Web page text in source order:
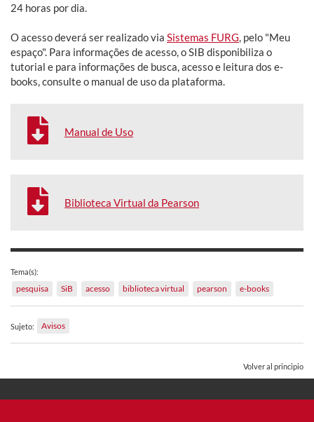
24 horas por dia.
O acesso deverá ser realizado via Sistemas FURG , pelo "Meu
espaço". Para informações de acesso, o SIB disponibiliza o
tutorial e para informações de busca, acesso e leitura dos e-
books, consulte o manual de uso da plataforma.
Manual de Uso
Biblioteca Virtual da Pearson
Tema(s):
pesquisa SiB acesso biblioteca virtual pearson e-books
Sujeto: Avisos
Volver al principio